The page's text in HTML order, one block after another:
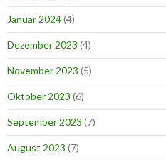
Januar 2024(4)
Dezember 2023 (4)
November 2023 (5)
Oktober 2023 (6)
September 2023 (7)
August 2023 (7)